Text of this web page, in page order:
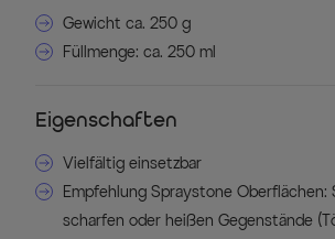
Gewicht ca. 250 g
Füllmenge: ca. 250 ml
Eigenschaften
Vielfältig einsetzbar
Empfehlung Spraystone Oberflächen:
scharfen oder heißen Gegenstände